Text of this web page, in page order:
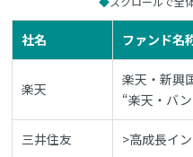
社名 ファンド名
楽天
楽天・新興
“楽天・バ
三井住友 >高成長イ